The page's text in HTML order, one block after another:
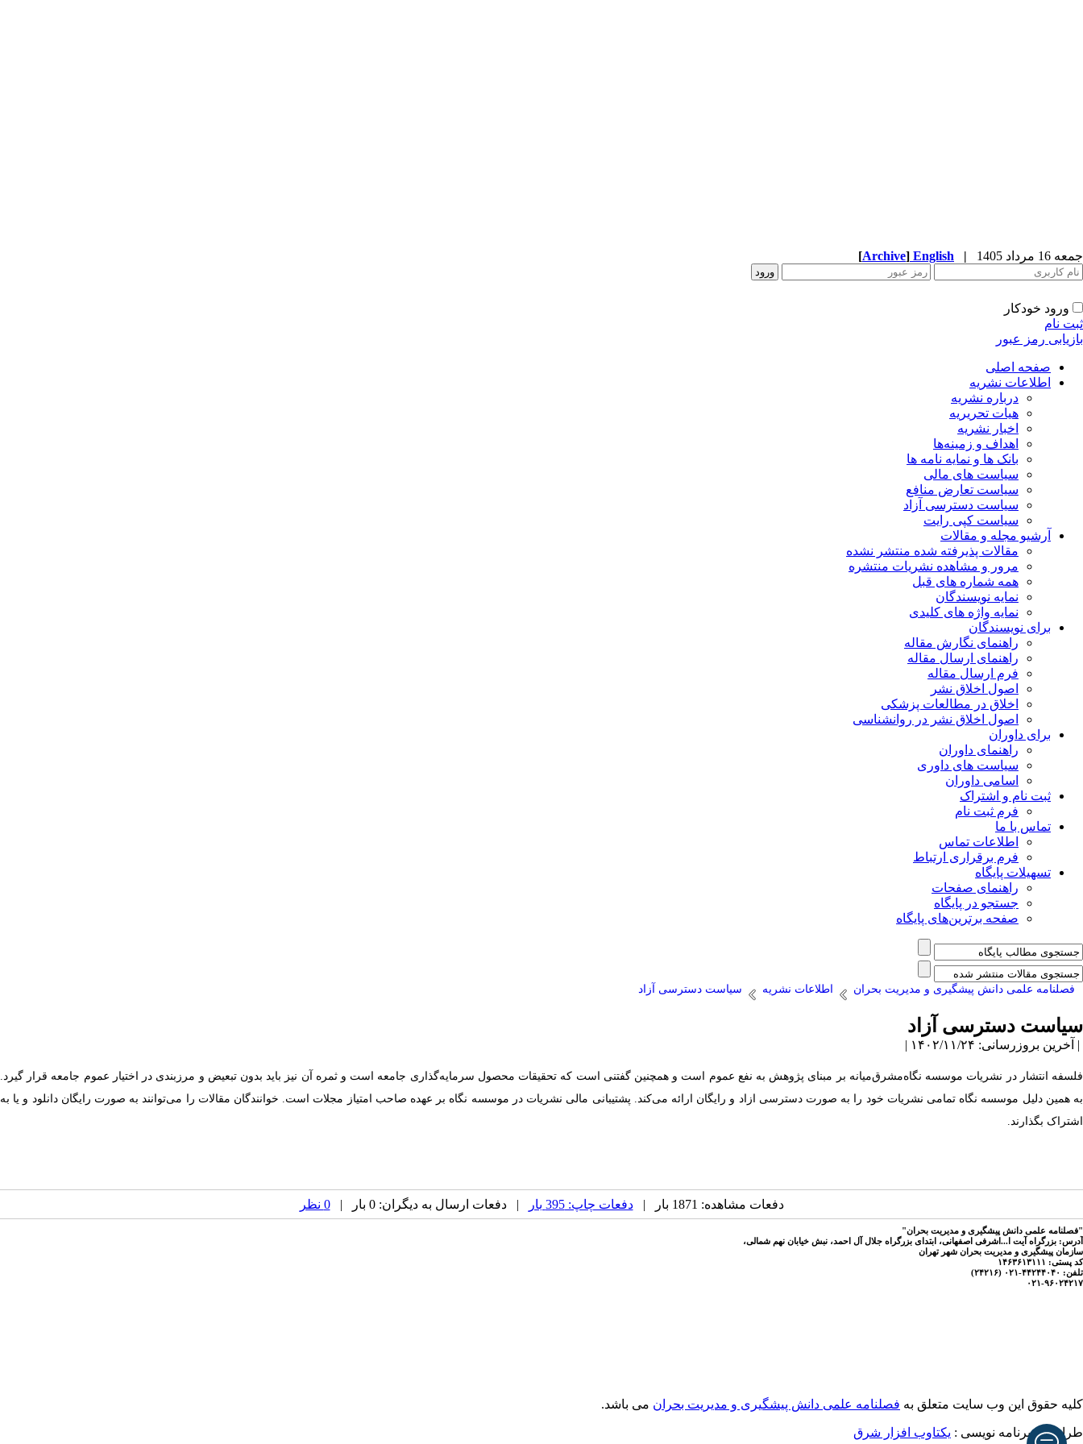
جمعه 16 مرداد 1405 |
English
[Archive]
ورود خودکار
ثبت نام
بازیابی رمز عبور
صفحه اصلی
اطلاعات نشریه
درباره نشریه
هیات تحریریه
اخبار نشریه
اهداف و زمینه‌ها
بانک ها و نمایه نامه ها
سیاست های مالی
سیاست تعارض منافع
سیاست دسترسی آزاد
سیاست کپی رایت
آرشیو مجله و مقالات
مقالات پذیرفته شده منتشر نشده
مرور و مشاهده نشریات منتشره
همه شماره های قبل
نمایه نویسندگان
نمایه واژه های کلیدی
برای نویسندگان
راهنمای نگارش مقاله
راهنمای ارسال مقاله
فرم ارسال مقاله
اصول اخلاق نشر
اخلاق در مطالعات پزشکی
اصول اخلاق نشر در روانشناسی
برای داوران
راهنمای داوران
سیاست های داوری
اسامی داوران
ثبت نام و اشتراک
فرم ثبت نام
تماس با ما
اطلاعات تماس
فرم برقراری ارتباط
تسهیلات پایگاه
راهنمای صفحات
جستجو در پایگاه
صفحه برترین‌های پایگاه
فصلنامه علمی دانش پیشگیری و مدیریت بحران اطلاعات نشریه سیاست دسترسی آزاد
سیاست دسترسی آزاد
| آخرین بروزرسانی: ۱۴۰۲/۱۱/۲۴ |
فلسفه انتشار در نشریات موسسه نگاه‌مشرق‌میانه بر مبنای پژوهش به نفع عموم است و همچنین گفتنی است که تحقیقات محصول سرمایه‌گذاری جامعه است و ثمره آن نیز باید بدون تبعیض و مرزبندی در اختیار عموم جامعه قرار گیرد.
به همین دلیل موسسه‌ نگاه تمامی نشریات خود را به صورت دسترسی ازاد و رایگان ارائه می‌کند. پشتیبانی مالی نشریات در موسسه‌ نگاه بر عهده صاحب امتیاز مجلات است. خوانندگان مقالات را می‌توانند به صورت رایگان دانلود و یا به
اشتراک بگذارند.
دفعات مشاهده: 1871 بار | دفعات چاپ: 395 بار | دفعات ارسال به دیگران: 0 بار | 0 نظر
"فصلنامه علمی دانش پیشگیری و مدیریت بحران"
آدرس: بزرگراه آیت ا...اشرفی اصفهانی، ابتدای بزرگراه جلال آل احمد، نبش خیابان نهم شمالی،
سازمان پیشگیری و مدیریت بحران شهر تهران
کد پستی: ۱۴۶۳۶۱۳۱۱۱
تلفن: ۴۴۲۴۴۰۴۰-۰۲۱ (۲۴۲۱۶)
۰۲۱-۹۶۰۲۴۲۱۷
کلیه حقوق این وب سایت متعلق به فصلنامه علمی دانش پیشگیری و مدیریت بحران می باشد.
طراحی و برنامه نویسی : یکتاوب افزار شرق